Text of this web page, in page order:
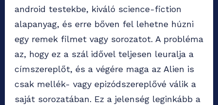
android testekbe, kiváló science-fiction
alapanyag, és erre bőven fel lehetne húzni
egy remek filmet vagy sorozatot. A probléma
az, hogy ez a szál idővel teljesen leuralja a
címszereplőt, és a végére maga az Alien is
csak mellék- vagy epizódszereplővé válik a
saját sorozatában. Ez a jelenség leginkább a